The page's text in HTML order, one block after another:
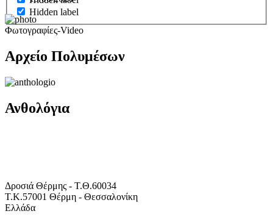
Hidden label
Φωτογραφίες-Video
Αρχείο Πολυμέσων
Ανθολόγια
Δροσιά Θέρμης - Τ.Θ.60034
Τ.Κ.57001 Θέρμη - Θεσσαλονίκη
Ελλάδα